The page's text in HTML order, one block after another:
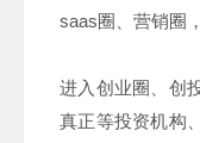
saas圈、营销圈
进入创业圈、创
真正等投资机构